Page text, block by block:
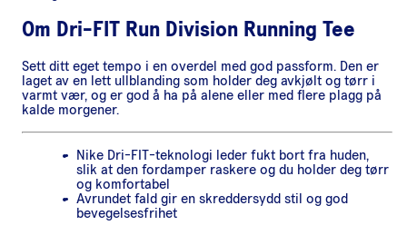
Om Dri-FIT Run Division Running Tee
Sett ditt eget tempo i en overdel med god passform. Den er
laget av en lett ullblanding som holder deg avkjølt og tørr i
varmt vær, og er god å ha på alene eller med flere plagg på
kalde morgener.
Nike Dri-FIT-teknologi leder fukt bort fra huden,
slik at den fordamper raskere og du holder deg tørr
og komfortabel
Avrundet fald gir en skreddersydd stil og god
bevegelsesfrihet